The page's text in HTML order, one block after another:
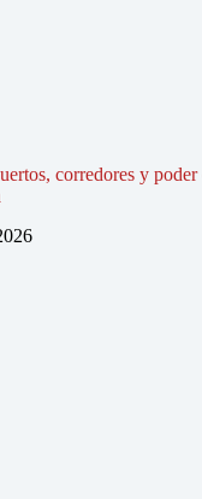
corredores y poder